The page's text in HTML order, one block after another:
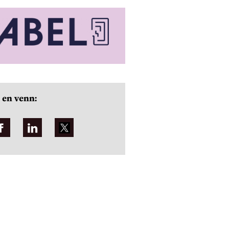
venn: